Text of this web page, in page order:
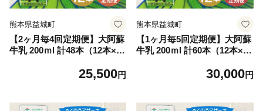
熊本県益城町
【2ヶ月毎4回定期便】大阿蘇
牛乳 200ｍl 計48本（12本×4
25,500円
熊本県益城町
【1ヶ月毎5回定期便】大阿蘇
牛乳 200ｍl 計60本（12本×5
30,000円